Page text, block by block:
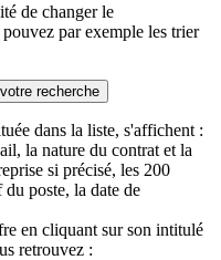
de changer le
par exemple les trier
recherche
dans la liste, s'affichent :
la nature du contrat et la
si précisé, les 200
poste, la date de
en cliquant sur son intitulé
retrouvez :